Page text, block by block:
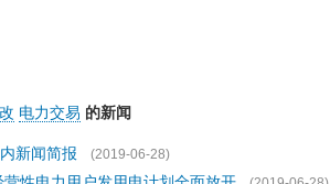
电力交易 的新闻
新闻简报
(2019-06-28)